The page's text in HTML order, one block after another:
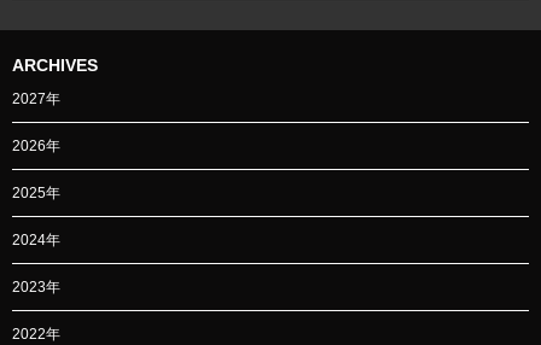
ARCHIVES
2027年
2026年
2025年
2024年
2023年
2022年